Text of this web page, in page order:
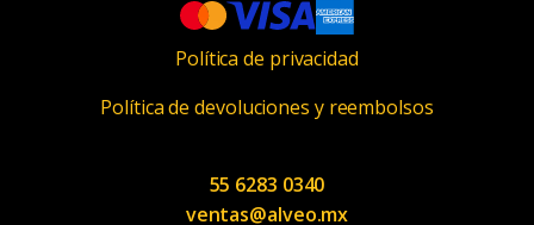
Política de privacidad
Política de devoluciones y reembolsos
55 6283 0340
ventas@alveo.mx